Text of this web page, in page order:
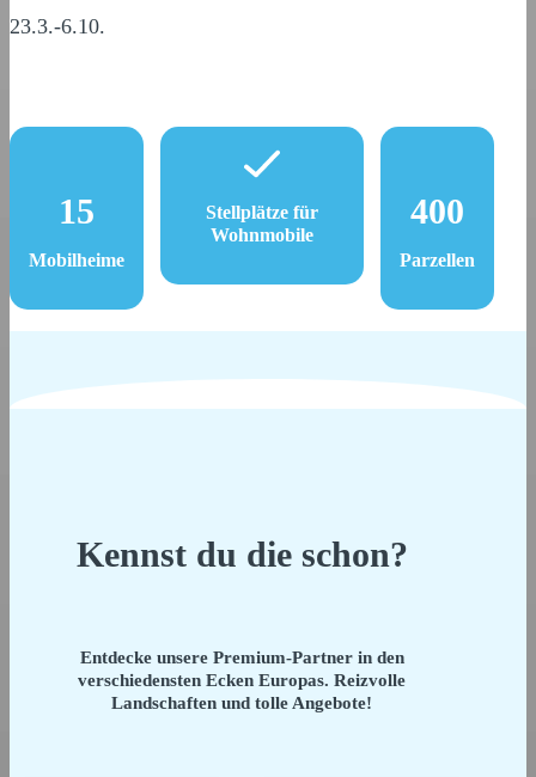
23.3.-6.10.
15
Mobilheime
Stellplätze für
Wohnmobile
400
Parzellen
Kennst du die schon?
Entdecke unsere Premium-Partner in den
verschiedensten Ecken Europas. Reizvolle
Landschaften und tolle Angebote!